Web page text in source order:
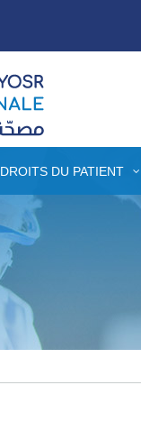
DROITS DU PATIENT